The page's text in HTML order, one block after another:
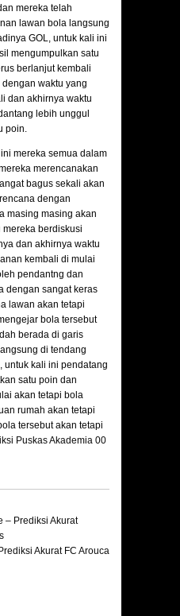
mereka telah
lawan bola langsung
GOL, untuk kali ini
mengumpulkan satu
berlanjut kembali
waktu yang
dan akhirnya waktu
lebih unggul
poin.
mereka semua dalam
merencanakan
bagus sekali akan
dengan
masing masing akan
berdiskusi
dan akhirnya waktu
kembali di mulai
pendantng dan
dengan sangat keras
lawan akan tetapi
bola tersebut
berada di garis
di tendang
untuk kali ini pendatang
satu poin dan
akan tetapi bola
rumah akan tetapi
tersebut akan tetapi
Puskas Akademia 00
– Prediksi Akurat
Akurat FC Arouca